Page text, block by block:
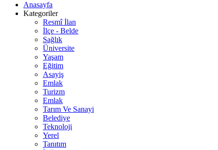
Anasayfa
Kategoriler
Resmî İlan
İlçe - Belde
Sağlık
Üniversite
Yaşam
Eğitim
Asayiş
Emlak
Turizm
Emlak
Tarım Ve Sanayi
Belediye
Teknoloji
Yerel
Tanıtım